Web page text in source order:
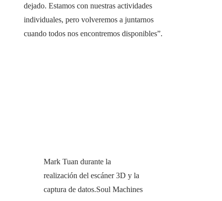
dejado. Estamos con nuestras actividades
individuales, pero volveremos a juntarnos
cuando todos nos encontremos disponibles”.
Mark Tuan durante la
realización del escáner 3D y la
captura de datos.Soul Machines